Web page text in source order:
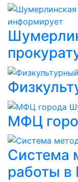
МФЦ
Система
работы